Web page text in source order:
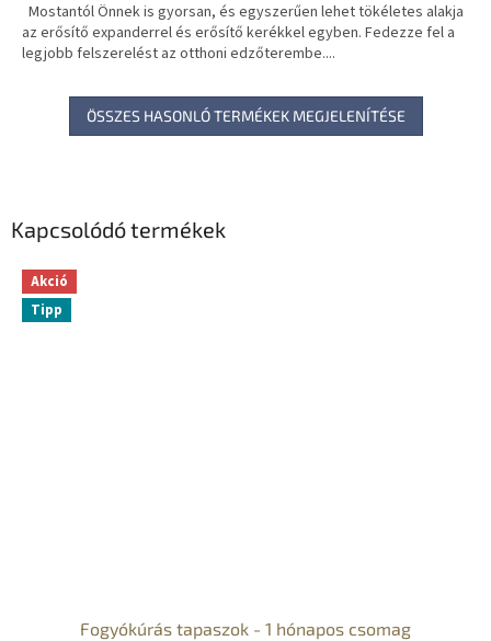
Kapcsolódó termékek
Akció
Tipp
Fogyókúrás tapaszok - 1 hónapos csomag
Mostantól Önnek is gyorsan, és egyszerűen lehet tökéletes alakja
az erősítő expanderrel és erősítő kerékkel egyben. Fedezze fel a
legjobb felszerelést az otthoni edzőterembe....
ÖSSZES HASONLÓ TERMÉKEK MEGJELENÍTÉSE